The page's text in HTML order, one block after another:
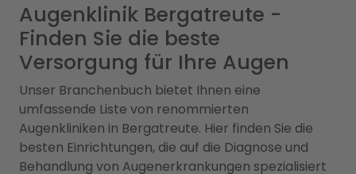
Augenklinik Bergatreute -
Finden Sie die beste
Versorgung für Ihre Augen
Unser Branchenbuch bietet Ihnen eine
umfassende Liste von renommierten
Augenkliniken in Bergatreute. Hier finden Sie die
besten Einrichtungen, die auf die Diagnose und
Behandlung von Augenerkrankungen spezialisiert